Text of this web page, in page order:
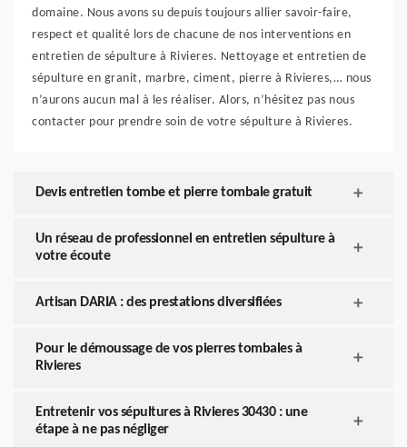
domaine. Nous avons su depuis toujours allier savoir-faire,
respect et qualité lors de chacune de nos interventions en
entretien de sépulture à Rivieres. Nettoyage et entretien de
sépulture en granit, marbre, ciment, pierre à Rivieres,… nous
n’aurons aucun mal à les réaliser. Alors, n’hésitez pas nous
contacter pour prendre soin de votre sépulture à Rivieres.
Devis entretien tombe et pierre tombale gratuit
Un réseau de professionnel en entretien sépulture à
votre écoute
Artisan DARIA : des prestations diversifiées
Pour le démoussage de vos pierres tombales à
Rivieres
Entretenir vos sépultures à Rivieres 30430 : une
étape à ne pas négliger